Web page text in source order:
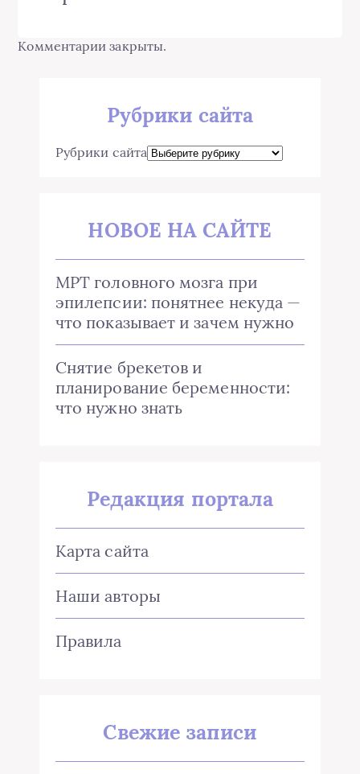
Комментарии закрыты.
Рубрики сайта
Рубрики сайта
НОВОЕ НА САЙТЕ
МРТ головного мозга при
эпилепсии: понятнее некуда —
что показывает и зачем нужно
Снятие брекетов и
планирование беременности:
что нужно знать
Редакция портала
Карта сайта
Наши авторы
Правила
Свежие записи